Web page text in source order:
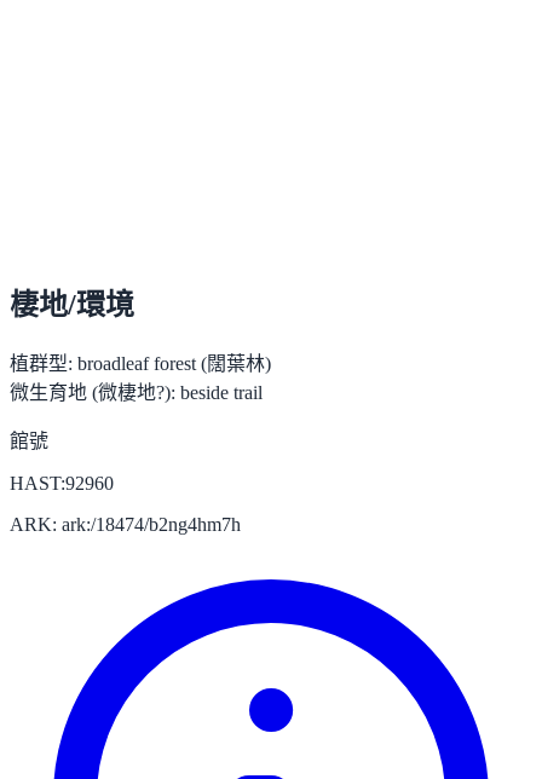
棲地/環境
植群型: broadleaf forest (闊葉林)
微生育地 (微棲地?): beside trail
館號
HAST:92960
ARK: ark:/18474/b2ng4hm7h